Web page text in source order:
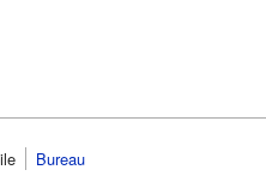
Bureau